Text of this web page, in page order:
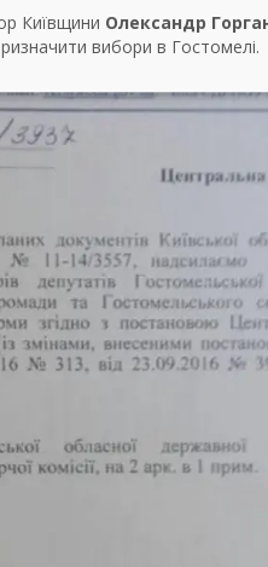
Київщини Олександр
вибори в Гостомелі.